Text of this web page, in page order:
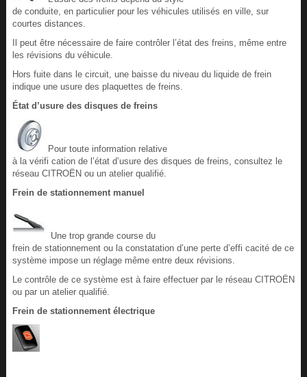
de conduite, en particulier pour les véhicules utilisés en ville, sur
courtes distances.
Il peut être nécessaire de faire contrôler l’état des freins, même entre
les révisions du véhicule.
Hors fuite dans le circuit, une baisse du niveau du liquide de frein
indique une usure des plaquettes de freins.
État d’usure des disques de freins
Pour toute information relative
à la vérifi cation de l’état d’usure des disques de freins, consultez le
réseau CITROËN ou un atelier qualifié.
Frein de stationnement manuel
Une trop grande course du
frein de stationnement ou la constatation d’une perte d’effi cacité de ce
système impose un réglage même entre deux révisions.
Le contrôle de ce système est à faire effectuer par le réseau CITROËN
ou par un atelier qualifié.
Frein de stationnement électrique